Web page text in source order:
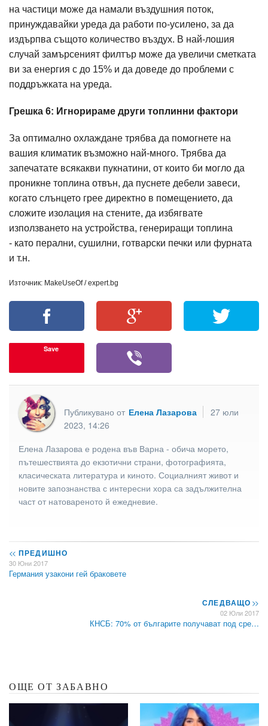
на частици може да намали въздушния поток,
принуждавайки уреда да работи по-усилено, за да
издърпва същото количество въздух. В най-лошия
случай замърсеният филтър може да увеличи сметката
ви за енергия с до 15% и да доведе до проблеми с
поддръжката на уреда.
Грешка 6: Игнорираме други топлинни фактори
За оптимално охлаждане трябва да помогнете на
вашия климатик възможно най-много. Трябва да
запечатате всякакви пукнатини, от които би могло да
проникне топлина отвън, да пуснете дебели завеси,
когато слънцето грее директно в помещението, да
сложите изолация на стените, да избягвате
използването на устройства, генериращи топлина
- като перални, сушилни, готварски печки или фурната
и т.н.
Източник: MakeUseOf / expert.bg
Save
Публикувано от Елена Лазарова
27 юли
2023, 14:26
Елена Лазарова е родена във Варна - обича морето,
пътешествията до екзотични страни, фотографията,
класическата литература и киното. Социалният живот и
новите запознанства с интересни хора са задължителна
част от натовареното й ежедневие.
<< ПРЕДИШНО
30 Юни 2017
Германия узакони гей браковете
СЛЕДВАЩО>>
02 Юли 2017
КНСБ: 70% от българите получават под сре…
ОЩЕ ОТ ЗАБАВНО